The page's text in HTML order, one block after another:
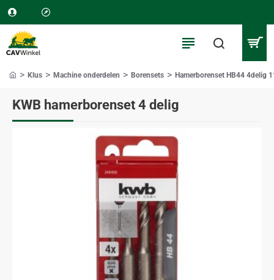
KWB hamerborenset 4 delig
Klus Machine onderdelen Borensets Hamerborenset HB44 4delig